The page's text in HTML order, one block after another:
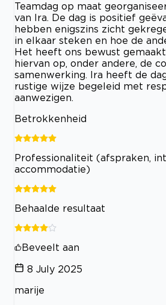
Teamdag op maat
van Ira. De dag is positief
hebben enigszins zicht
in elkaar steken en hoe de
Het heeft ons bewust
hiervan op, onder andere, de
samenwerking. Ira heeft de
rustige wijze begeleid met
aanwezigen.
Betrokkenheid
Professionaliteit (afspraken,
accommodatie)
Behaalde resultaat
Beveelt aan
8 July 2025
marije